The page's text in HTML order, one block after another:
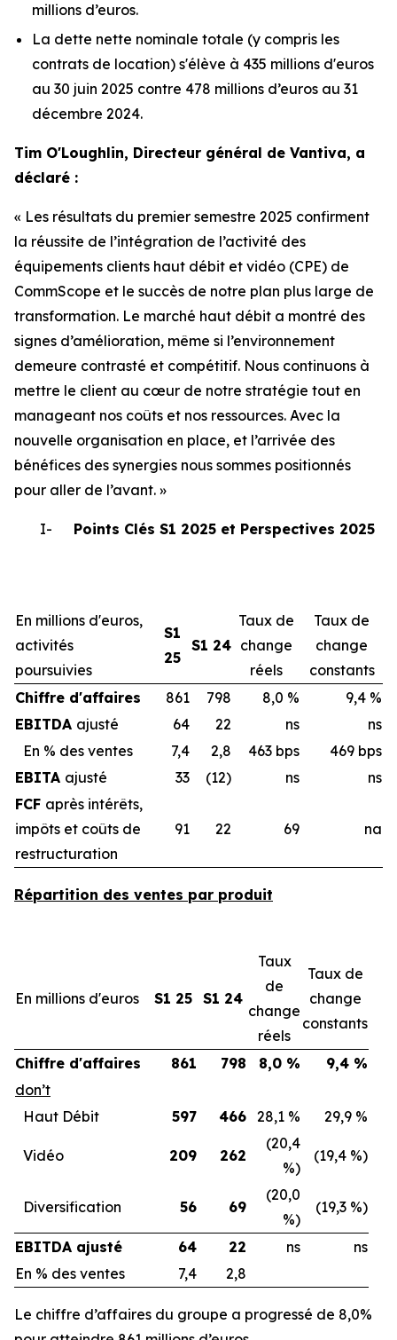
millions d’euros.
La dette nette nominale totale (y compris les
contrats de location) s'élève à 435 millions d'euros
au 30 juin 2025 contre 478 millions d’euros au 31
décembre 2024.
Tim O'Loughlin, Directeur général de Vantiva, a
déclaré :
« Les résultats du premier semestre 2025 confirment
la réussite de l’intégration de l’activité des
équipements clients haut débit et vidéo (CPE) de
CommScope et le succès de notre plan plus large de
transformation. Le marché haut débit a montré des
signes d’amélioration, même si l’environnement
demeure contrasté et compétitif. Nous continuons à
mettre le client au cœur de notre stratégie tout en
manageant nos coûts et nos ressources. Avec la
nouvelle organisation en place, et l’arrivée des
bénéfices des synergies nous sommes positionnés
pour aller de l’avant. »
I- Points Clés S1 2025 et Perspectives 2025
En millions d'euros,
activités
poursuivies
S1
25
S1 24
Taux de
change
réels
Taux de
change
constants
Chiffre d'affaires
861 798 8,0 %
9,4 %
EBITDA ajusté 64 22 ns
ns
En % des ventes
7,4 2,8 463 bps
469 bps
EBITA ajusté 33 (12) ns
ns
FCF après intérêts,
impôts et coûts de
restructuration
91 22 69 na
Répartition des ventes par produit
En millions d'euros S1 25 S1 24
Taux
de
change
réels
Taux de
change
constants
Chiffre d'affaires 861 798 8,0 %
9,4 %
don’t
Haut Débit
597 466 28,1 % 29,9 %
Vidéo 209 262
(20,4
%)
(19,4 %)
Diversification 56 69
(20,0
%)
(19,3 %)
EBITDA ajusté 64 22 ns
ns
En % des ventes
7,4 2,8
Le chiffre d’affaires du groupe a progressé de 8,0%